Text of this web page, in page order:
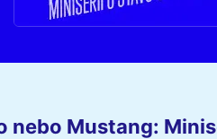
nebo Mustang: